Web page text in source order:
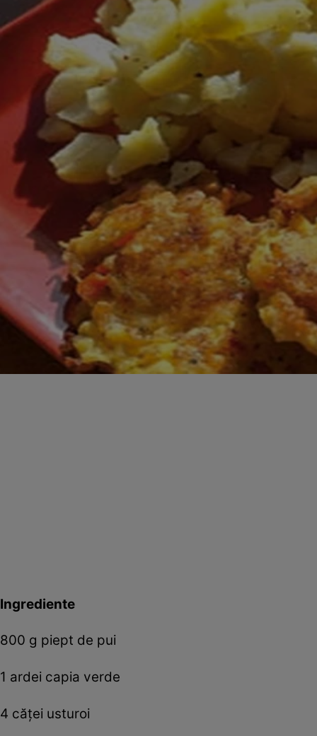
Ingrediente
800 g piept de pui
1 ardei capia verde
4 căței usturoi